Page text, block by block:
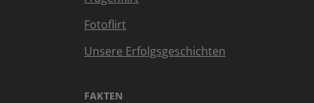
Fotoflirt
Unsere Erfolgsgeschichten
FAKTEN